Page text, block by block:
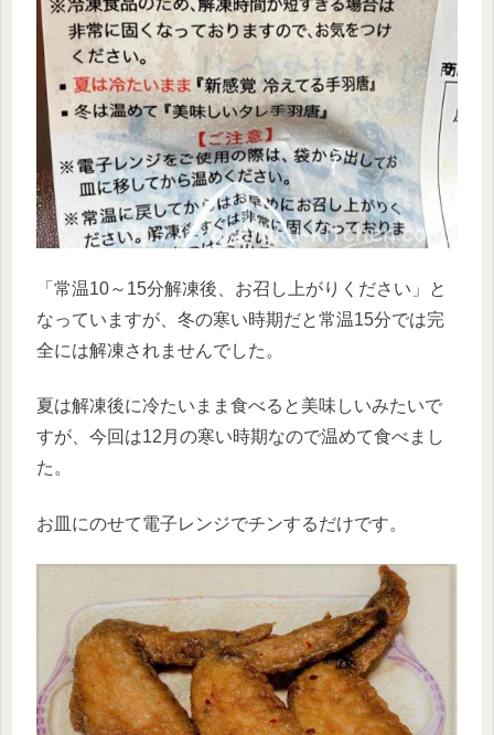
「常温10～15分解凍後、お召し上がりください」と
なっていますが、冬の寒い時期だと常温15分では完
全には解凍されませんでした。
夏は解凍後に冷たいまま食べると美味しいみたいで
すが、今回は12月の寒い時期なので温めて食べまし
た。
お皿にのせて電子レンジでチンするだけです。